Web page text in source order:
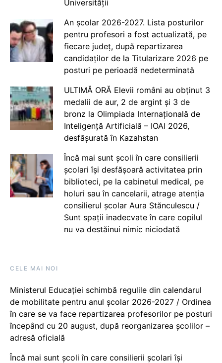
Universității
An școlar 2026-2027. Lista posturilor
pentru profesori a fost actualizată, pe
fiecare județ, după repartizarea
candidaților de la Titularizare 2026 pe
posturi pe perioadă nedeterminată
ULTIMĂ ORĂ Elevii români au obținut 3
medalii de aur, 2 de argint și 3 de
bronz la Olimpiada Internațională de
Inteligență Artificială – IOAI 2026,
desfășurată în Kazahstan
Încă mai sunt școli în care consilierii
școlari își desfășoară activitatea prin
biblioteci, pe la cabinetul medical, pe
holuri sau în cancelarii, atrage atenția
consilierul școlar Aura Stănculescu /
Sunt spații inadecvate în care copilul
nu va destăinui nimic niciodată
CELE MAI NOI
Ministerul Educației schimbă regulile din calendarul
de mobilitate pentru anul școlar 2026-2027 / Ordinea
în care se va face repartizarea profesorilor pe posturi
începând cu 20 august, după reorganizarea școlilor –
adresă oficială
Încă mai sunt școli în care consilierii școlari își